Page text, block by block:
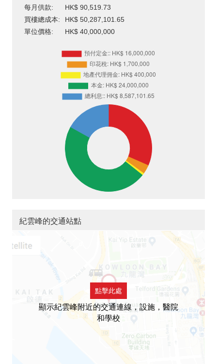
每月供款:
HK$ 90,519.73
買樓總成本:
HK$ 50,287,101.65
單位價格:
HK$ 40,000,000
紀雲峰的交通站點
點擊此處
顯示紀雲峰附近的交通連線，設施，醫院
和學校